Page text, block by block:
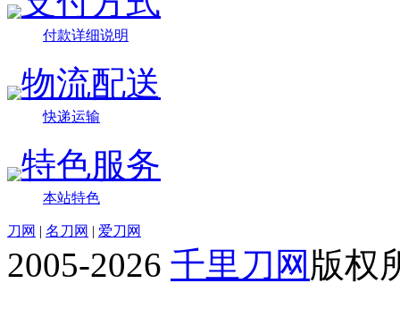
付款详细说明
物流配送
快递运输
特色服务
本站特色
刀网 | 名刀网 | 爱刀网
2005-2026 千里刀网 版权